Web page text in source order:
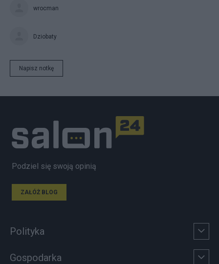
wrocman
Dziobaty
Napisz notkę
Podziel się swoją opinią
ZAŁÓŻ BLOG
Polityka
Gospodarka